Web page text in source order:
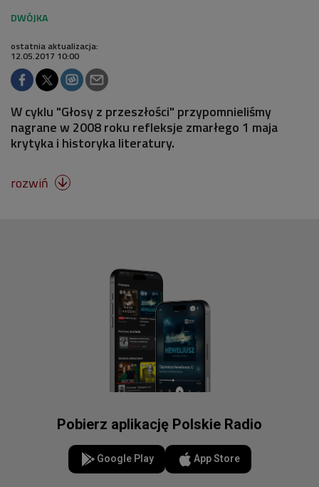
ostatnia aktualizacja:
12.05.2017 10:00
W cyklu "Głosy z przeszłości" przypomnieliśmy
nagrane w 2008 roku refleksje zmarłego 1 maja
krytyka i historyka literatury.
rozwiń 
Pobierz aplikację Polskie Radio
Google Play App Store